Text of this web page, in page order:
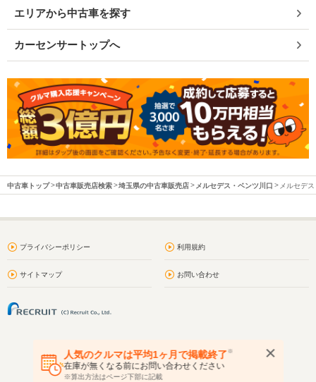
エリアから中古車を探す
カーセンサートップへ
中古車トップ 中古車販売店検索 埼玉県の中古車販売店 メルセデス・ベンツ川口 メルセデ
プライバシーポリシー 利用規約
サイトマップ お問い合わせ
人気のクルマは平均1ヶ月で掲載終了※
在庫が無くなる前にお問い合わせください
※算出方法はページ下部に記載